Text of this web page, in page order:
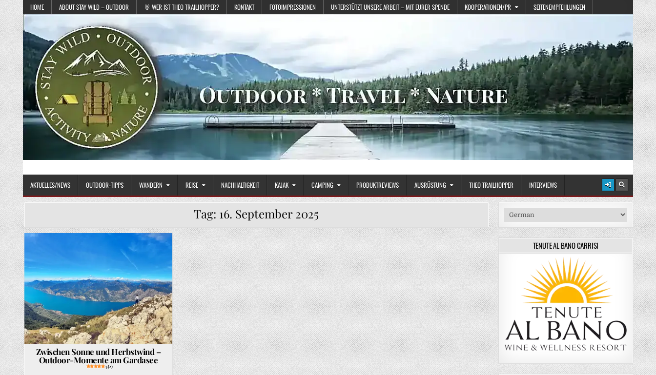
Skip to content
HOME ABOUT STAY WILD – OUTDOOR 🐰 WER IST THEO TRAILHOPPER? KONTAKT FOTOIMPRESSIONEN UNTERSTÜTZT UNSERE ARBEIT – MIT EURER SPENDE KOOPERATIONEN/PR SEITENEMPFEHLUNGEN
STAY WILD – OUTDOOR
AKTUELLES/NEWS OUTDOOR-TIPPS WANDERN REISE NACHHALTIGKEIT KAJAK CAMPING PRODUKTREVIEWS AUSRÜSTUNG THEO TRAILHOPPER INTERVIEWS
Tag: 16. September 2025
Zwischen Sonne und Herbstwind –
Outdoor-Momente am Gardasee
5 (2)
TENUTE AL BANO CARRISI